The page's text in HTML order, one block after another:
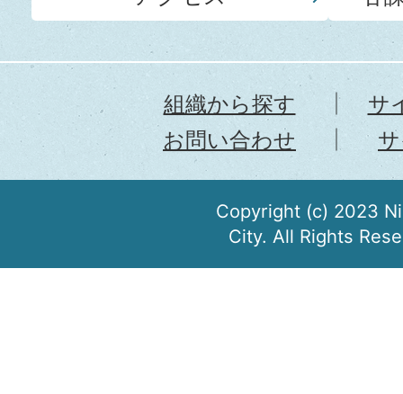
組織から探す
サ
お問い合わせ
Copyright (c) 2023
City. All Rights